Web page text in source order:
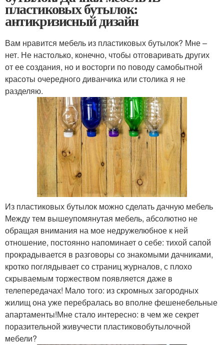
пластиковых бутылок:
антикризисный дизайн
Вам нравится мебель из пластиковых бутылок? Мне –
нет. Не настолько, конечно, чтобы отговаривать других
от ее создания, но и восторги по поводу самобытной
красоты очередного диванчика или столика я не
разделяю.
Из пластиковых бутылок можно сделать дачную мебель
Между тем вышеупомянутая мебель, абсолютно не
обращая внимания на мое недружелюбное к ней
отношение, постоянно напоминает о себе: тихой сапой
прокрадывается в разговоры со знакомыми дачниками,
кротко поглядывает со страниц журналов, с плохо
скрываемым торжеством появляется даже в
телепередачах! Мало того: из скромных загородных
жилищ она уже перебралась во вполне фешенебельные
апартаменты!Мне стало интересно: в чем же секрет
поразительной живучести пластиковобутылочной
мебели?